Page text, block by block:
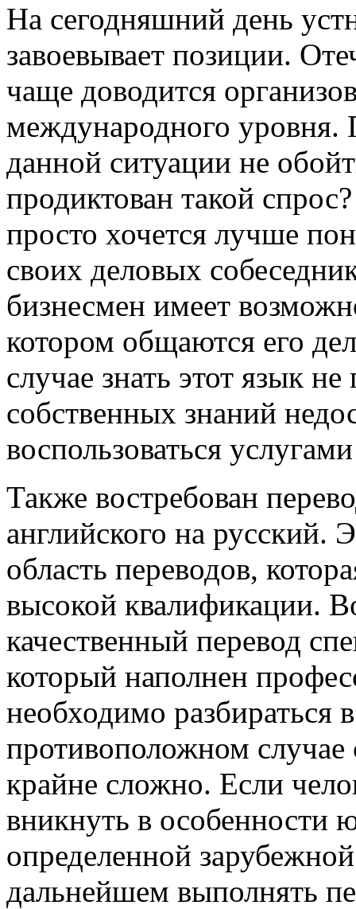
На сегодняшний день
завоевывает позиции.
чаще доводится
международного уровня.
данной ситуации не
продиктован такой
просто хочется лучше
своих деловых
бизнесмен имеет
котором общаются его
случае знать этот язык
собственных знаний
воспользоваться
Также востребован
английского на
область переводов,
высокой квалификации.
качественный перевод
который наполнен
необходимо
противоположном случае
крайне сложно. Если
вникнуть в особенности
определенной
дальнейшем выполнять